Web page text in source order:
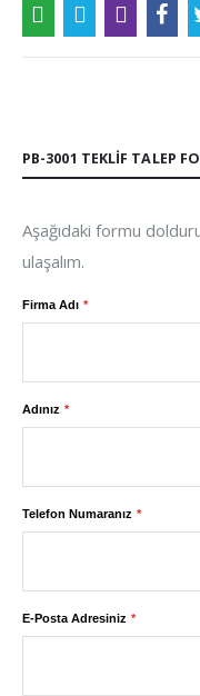
PB-3001 TEKLIF TALEP
Aşağıdaki formu
ulaşalım.
Firma Adı
Adınız
Telefon Numaranız
E-Posta Adresiniz